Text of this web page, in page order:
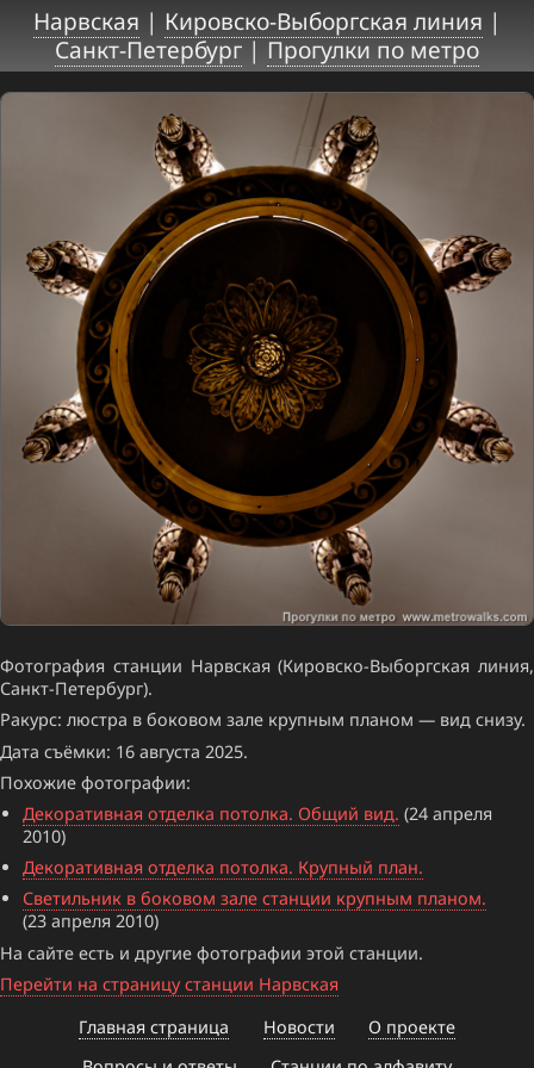
Нарвская | Кировско-Выборгская линия |
Санкт-Петербург|Прогулки по метро
Фотография станции Нарвская (Кировско-Выборгская линия,
Санкт-Петербург).
Ракурс: люстра в боковом зале крупным планом — вид снизу.
Дата съёмки: 16 августа 2025.
Похожие фотографии:
Декоративная отделка потолка. Общий вид. (24 апреля
2010)
Декоративная отделка потолка. Крупный план.
Светильник в боковом зале станции крупным планом.
(23 апреля 2010)
На сайте есть и другие фотографии этой станции.
Перейти на страницу станции Нарвская
Главная страница
Новости
О проекте